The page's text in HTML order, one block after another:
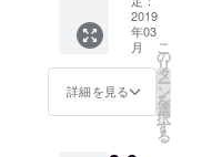
たミュージ
アムで、来
館者が喜ん
な企画や空
掛ける。
2019
年03
月
詳細を見る
こ
の
リ
タ
ー
ン
を
選
択
す
る